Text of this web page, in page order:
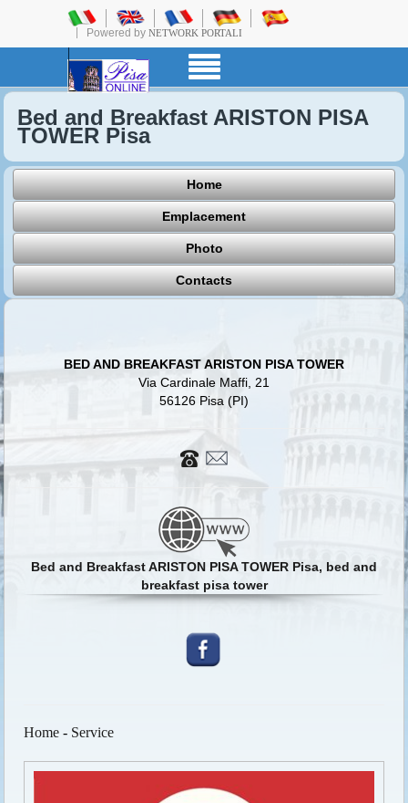
Powered by NETWORK PORTALI
Bed and Breakfast ARISTON PISA
TOWER Pisa
Home
Emplacement
Photo
Contacts
BED AND BREAKFAST ARISTON PISA TOWER
Via Cardinale Maffi, 21
56126 Pisa (PI)
Bed and Breakfast ARISTON PISA TOWER Pisa, bed and
breakfast pisa tower
Home - Service